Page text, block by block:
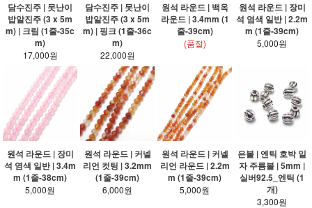
담수진주 | 못난이
밥알진주 (3 x 5m
m) | 크림 (1줄-35c
m)
17,000원
담수진주 | 못난이
밥알진주 (3 x 5m
m) | 핑크 (1줄-36c
m)
22,000원
원석 라운드 | 백옥
라운드 | 3.4mm (1
줄-39cm)
(품절)
원석 라운드 | 장미
석 염색 일반 | 2.2m
m (1줄-39cm)
5,000원
원석 라운드 | 장미
석 염색 일반 | 3.4m
m (1줄-38cm)
5,000원
원석 라운드 | 커넬
리언 컷팅 | 3.2mm
(1줄-39cm)
6,000원
원석 라운드 | 커넬
리언 라운드 | 2.2m
m (1줄-39cm)
5,000원
은볼 | 엔틱 호박 일
자 주름볼 | 5mm |
실버92.5_엔틱 (1
개)
3,300원